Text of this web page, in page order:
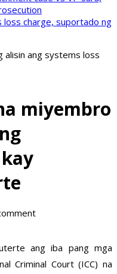
loss charge, suportado ng
alisin ang systems loss
miyembro
ang iba pang mga
Criminal Court (ICC) na